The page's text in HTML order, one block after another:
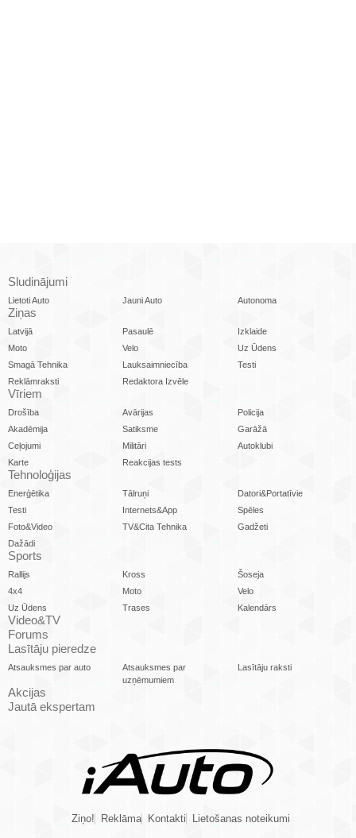
Sludinājumi
Lietoti Auto Jauni Auto Autonoma
Ziņas
Latvijā Pasaulē
Izklaide
Moto
Velo
Uz Ūdens
Smagā Tehnika
Lauksaimniecība
Testi
Reklāmraksti
Redaktora Izvēle
Vīriem
Drošība Avārijas
Policija
Akadēmija
Satiksme
Garāžā
Ceļojumi
Militāri
Autoklubi
Karte
Reakcijas tests
Tehnoloģijas
Enerģētika Tālruņi
Datori&Portatīvie
Testi
Internets&App
Spēles
Foto&Video
TV&Cita Tehnika
Gadžeti
Dažādi
Sports
Rallijs Kross
Šoseja
4x4
Moto
Velo
Uz Ūdens
Trases Kalendārs
Video&TV
Forums
Lasītāju pieredze
Atsauksmes par auto
Atsauksmes par
uzņēmumiem
Lasītāju raksti
Akcijas
Jautā ekspertam
Ziņo! Reklāma Kontakti Lietošanas noteikumi